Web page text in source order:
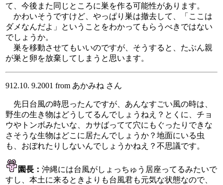
て、今後また同じところに巣を作る可能性があります。
かわいそうですけど、やっぱり巣は撤去して、「ここは
ダメなんだよ」ということをわかってもらうべきではない
でしょうか。
巣を移動させてもいいのですが、そうすると、たぶん親
が巣と卵を放棄してしまうと思います。
912.10. 9.2001 from あかみね さん
先日台風の時思ったんですが、あんなすごい風の時は、
野生の生き物はどうしてるんでしょうねえ？とくに、チョ
ウやトンボみたいな、カサばってて穴にもぐったりできな
さそうな生物はどこに居たんでしょうか？地面にいる虫
も、おぼれたりしないんでしょうかねえ？不思議です。
園長： 沖縄には台風がしょっちゅう居座ってるみたいで
すし、本土に来るときよりも台風君も元気な状態なので、